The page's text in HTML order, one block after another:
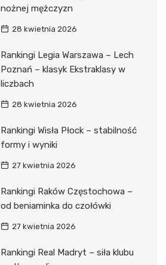
nożnej mężczyzn
28 kwietnia 2026
Rankingi Legia Warszawa – Lech
Poznań – klasyk Ekstraklasy w
liczbach
28 kwietnia 2026
Rankingi Wisła Płock – stabilność
formy i wyniki
27 kwietnia 2026
Rankingi Raków Częstochowa –
od beniaminka do czołówki
27 kwietnia 2026
Rankingi Real Madryt – siła klubu